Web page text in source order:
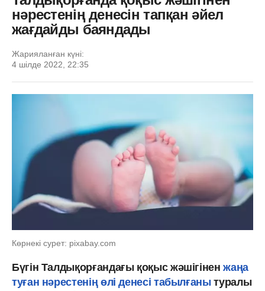
нәрестенің денесін тапқан әйел
жағдайды баяндады
Жарияланған күні:
4 шілде 2022, 22:35
Көрнекі сурет: pixabay.com
Бүгін Талдықорғандағы қоқыс жәшігінен жаңа
туған нәрестенің өлі денесі табылғанытуралы